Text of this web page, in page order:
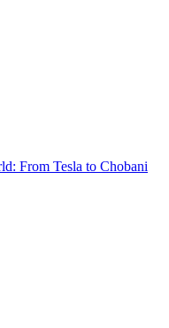
From Tesla to Chobani